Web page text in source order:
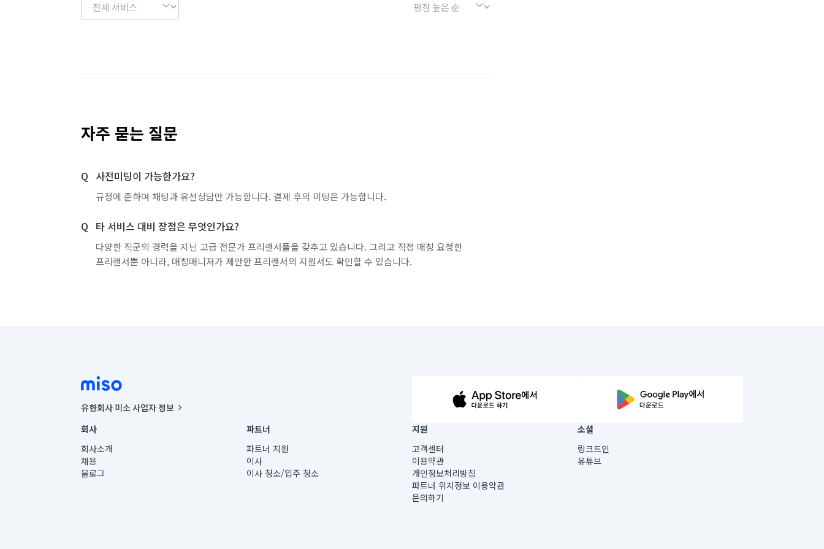
자주 묻는 질문
사전미팅이 가능한가요?
규정에 준하여 채팅과 유선상담만 가능합니다. 결제 후의 미팅은 가능합니다.
타 서비스 대비 장점은 무엇인가요?
다양한 직군의 경력을 지닌 고급 전문가 프리랜서풀을 갖추고 있습니다. 그리고 직접 매칭 요청한
프리랜서뿐 아니라, 매칭매니저가 제안한 프리랜서의 지원서도 확인할 수 있습니다.
유한회사 미소 사업자 정보
사업자등록번호 : 291-87-00271 | 인허가번호 : 2016-3220163-14-5-00019 |
통신판매신고번호 : 2024-서울종로-1400(공정거래위원회 정보) |
대표이사 : CHING VICTOR COLUMBIA RHEE
주소 | 본사: 서울특별시 종로구 율곡로 6(중학동, 트윈트리빌딩) B동 5층
컨택센터 : 서울특별시 종로구 수송동 율곡로 24, 7층, 8층 미소
회사
회사소개
채용
블로그
파트너
파트너 지원
이사
이사 청소/입주 청소
지원
고객센터
이용약관
개인정보처리방침
파트너 위치정보 이용약관
문의하기
소셜
링크드인
유튜브